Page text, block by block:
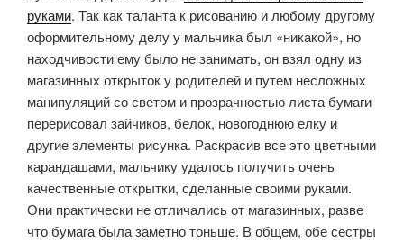
руками. Так как таланта к рисованию и любому другому
оформительному делу у мальчика был «никакой», но
находчивости ему было не занимать, он взял одну из
магазинных открыток у родителей и путем несложных
манипуляций со светом и прозрачностью листа бумаги
перерисовал зайчиков, белок, новогоднюю елку и
другие элементы рисунка. Раскрасив все это цветными
карандашами, мальчику удалось получить очень
качественные открытки, сделанные своими руками.
Они практически не отличались от магазинных, разве
что бумага была заметно тоньше. В общем, обе сестры